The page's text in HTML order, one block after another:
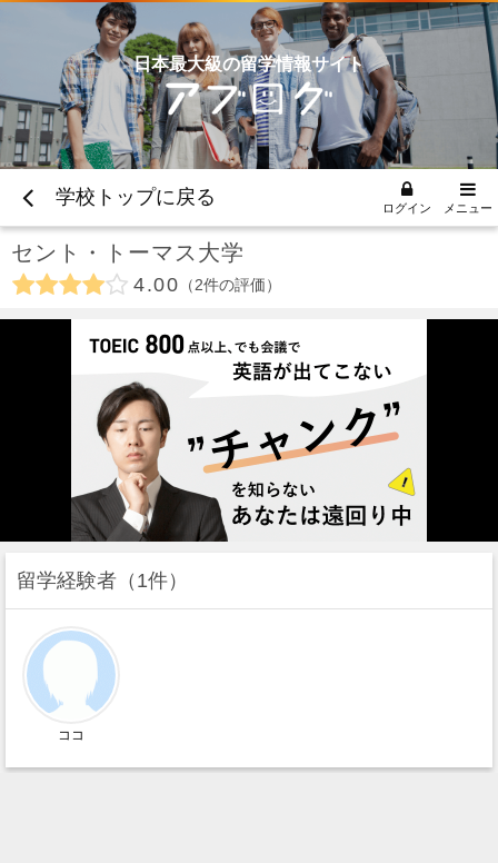
日本最大級の留学情報サイト
学校トップに戻る ログイン メニュー
セント・トーマス大学
4.00 2件の評価
留学経験者 1件
ココ